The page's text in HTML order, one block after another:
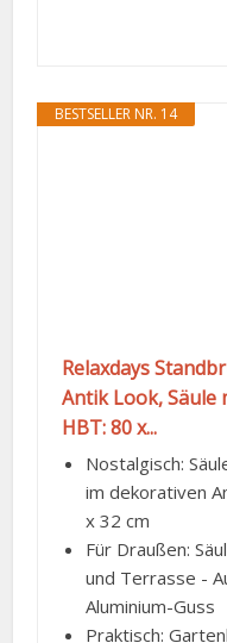
BESTSELLER NR. 14
Relaxdays
Antik Look, Säule
HBT: 80 x...
Nostalgisch:
im dekorativen
x 32 cm
Für Draußen:
und Terrasse -
Aluminium-Guss
Praktisch: